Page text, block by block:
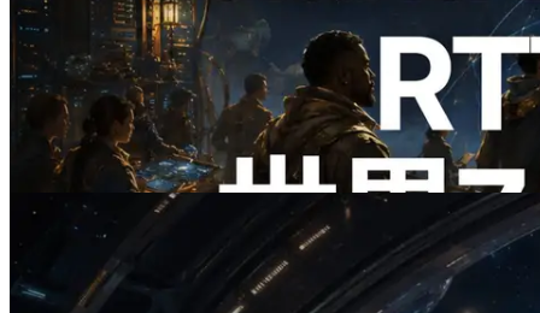
ERPC、Solana Leader Slot APIを世界7
リージョンのping計測に拡張—
Validators Information APIも公開
この記事を読む